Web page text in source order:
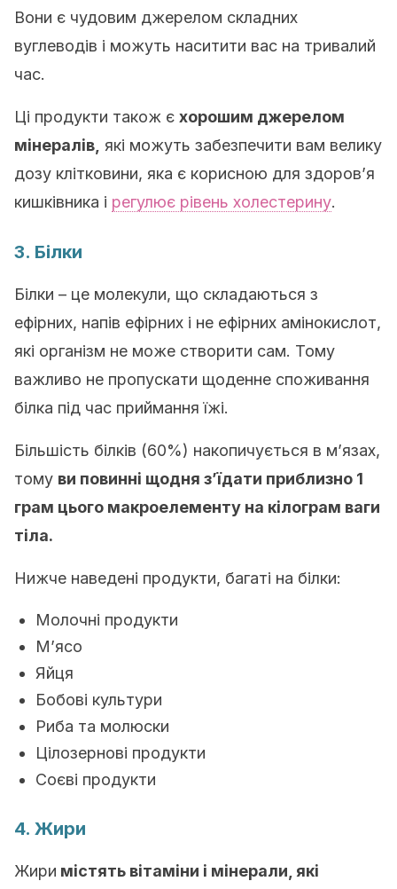
Вони є чудовим джерелом складних
вуглеводів і можуть наситити вас на тривалий
час.
Ці продукти також є хорошим джерелом
мінералів, які можуть забезпечити вам велику
дозу клітковини, яка є корисною для здоров’я
кишківника і регулює рівень холестерину.
3. Білки
Білки – це молекули, що складаються з
ефірних, напів ефірних і не ефірних амінокислот,
які організм не може створити сам. Тому
важливо не пропускати щоденне споживання
білка під час приймання їжі.
Більшість білків (60%) накопичується в м’язах,
тому ви повинні щодня з’їдати приблизно 1
грам цього макроелементу на кілограм ваги
тіла.
Нижче наведені продукти, багаті на білки:
Молочні продукти
М’ясо
Яйця
Бобові культури
Риба та молюски
Цілозернові продукти
Соєві продукти
4. Жири
Жири містять вітаміни і мінерали, які